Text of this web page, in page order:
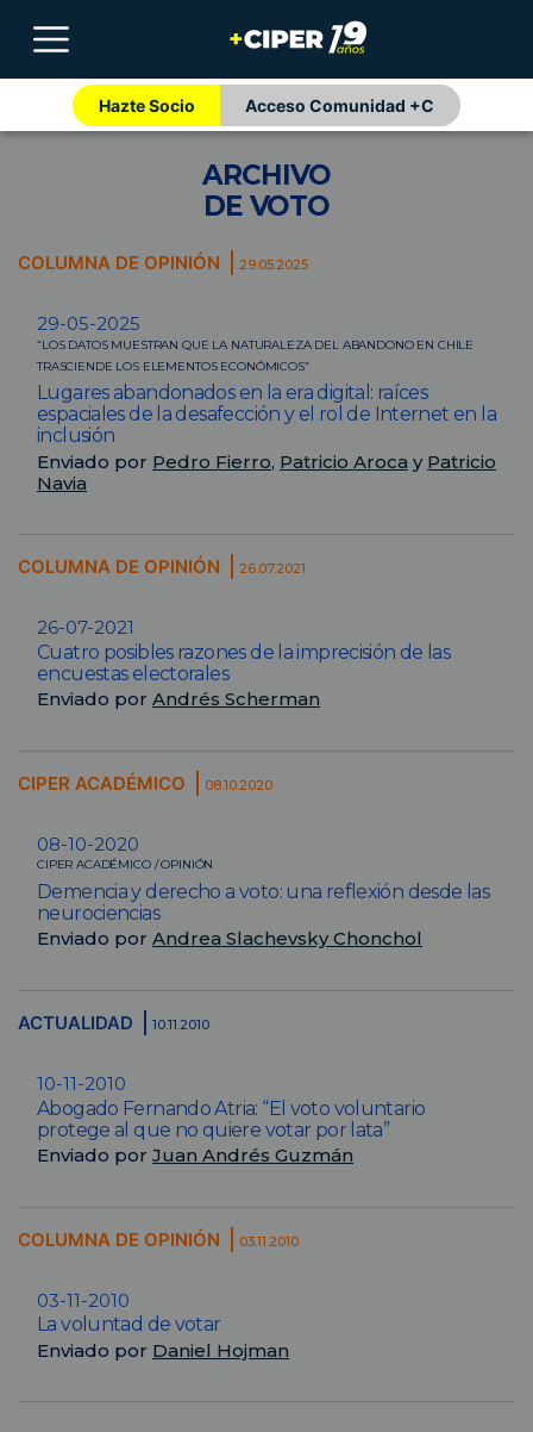
Hazte Socio Acceso Comunidad +C
ARCHIVO
DE VOTO
COLUMNA DE OPINIÓN 29.05.2025
29-05-2025
“LOS DATOS MUESTRAN QUE LA NATURALEZA DEL ABANDONO EN CHILE
TRASCIENDE LOS ELEMENTOS ECONÓMICOS”
Lugares abandonados en la era digital: raíces
espaciales de la desafección y el rol de Internet en la
inclusión
Enviado por Pedro Fierro, Patricio Aroca y Patricio
Navia
COLUMNA DE OPINIÓN 26.07.2021
26-07-2021
Cuatro posibles razones de la imprecisión de las
encuestas electorales
Enviado por Andrés Scherman
CIPER ACADÉMICO 08.10.2020
08-10-2020
CIPER ACADÉMICO / OPINIÓN
Demencia y derecho a voto: una reflexión desde las
neurociencias
Enviado por Andrea Slachevsky Chonchol
ACTUALIDAD 10.11.2010
10-11-2010
Abogado Fernando Atria: “El voto voluntario
protege al que no quiere votar por lata”
Enviado por Juan Andrés Guzmán
COLUMNA DE OPINIÓN 03.11.2010
03-11-2010
La voluntad de votar
Enviado por Daniel Hojman